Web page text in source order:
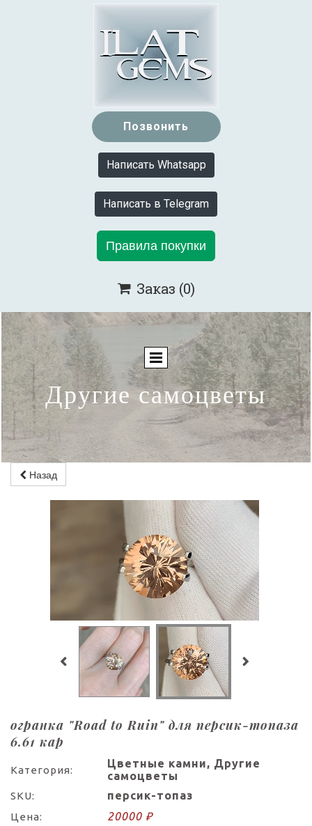
Позвонить
Написать Whatsapp
Написать в Telegram
Правила покупки
 Заказ (0)
Другие самоцветы
Назад
огранка "Road to Ruin" для персик-топаза
6.61 кар
Категория:
Цветные камни, Другие
самоцветы
SKU: персик-топаз
Цена: 20000 ₽